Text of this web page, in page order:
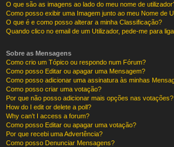
O que são as imagens ao lado do meu nome de
Como posso exibir uma Imagem junto ao meu Nome de
O que é e como posso alterar a minha Classificação?
Quando clico no email de um Utilizador, pede-me para
Sobre as Mensagens
Como crio um Tópico ou respondo num Fórum?
Como posso Editar ou apagar uma Mensagem?
Como posso adicionar uma assinatura às minhas
Como posso criar uma votação?
Por que não posso adicionar mais opções nas votações?
How do I edit or delete a poll?
Why can’t I access a forum?
Como posso Editar ou apagar uma votação?
Por que recebi uma Advertência?
Como posso Denunciar Mensagens?